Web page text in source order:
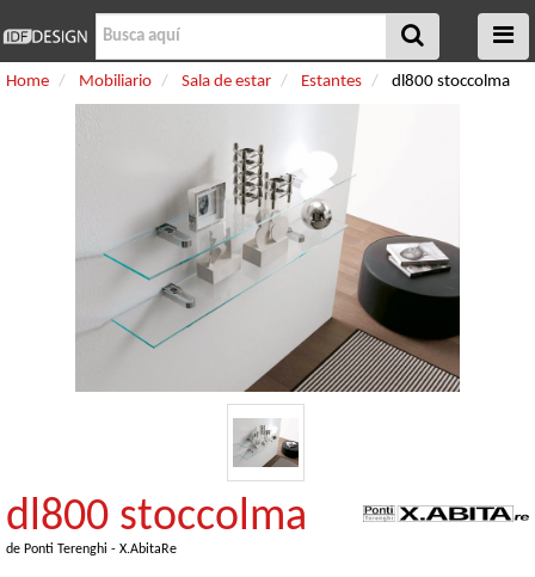
Home Mobiliario Sala de estar Estantes dl800 stoccolma
dl800 stoccolma
de Ponti Terenghi - X.AbitaRe